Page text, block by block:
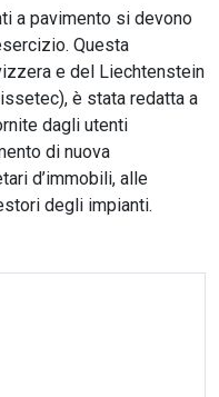
a pavimento si devono
Questa
e del Liechtenstein
è stata redatta a
dagli utenti
di nuova
d’immobili, alle
degli impianti.